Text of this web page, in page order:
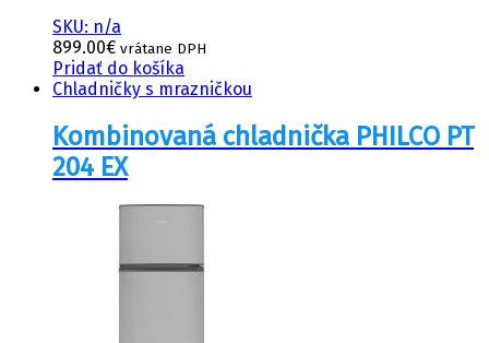
SKU: n/a
899.00€ vrátane DPH
Pridať do košíka
Chladničky s mrazničkou
Kombinovaná chladnička PHILCO PT
204 EX